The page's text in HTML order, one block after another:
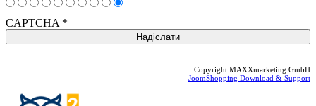
CAPTCHA *
Copyright MAXXmarketing GmbH
JoomShopping Download & Support